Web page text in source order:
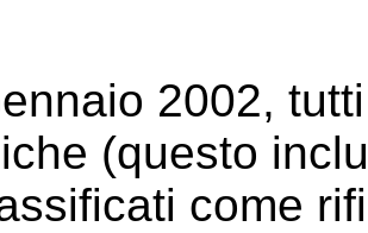
2002,
(questo
come